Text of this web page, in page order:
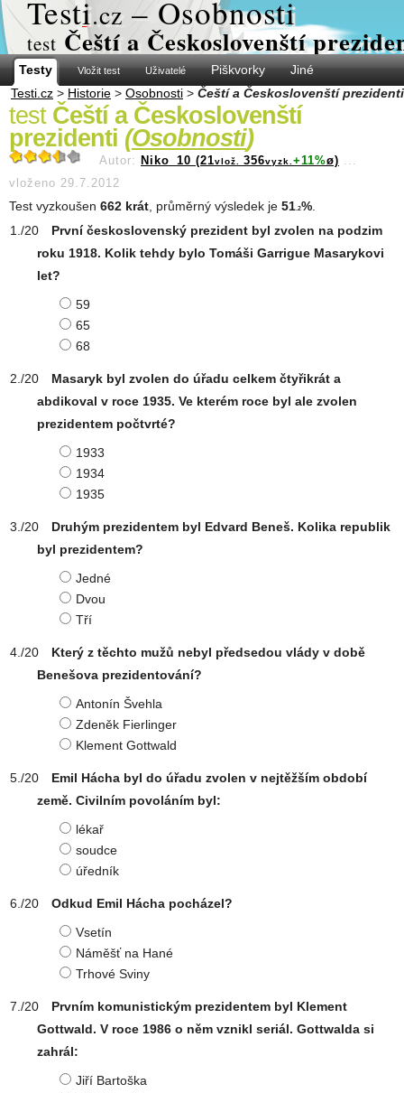
Testi.cz – Osobnosti
test Čeští a Českoslovenští
Testy Vložit test Uživatelé Piškvorky
Jiné
Testi.cz > Historie > Osobnosti > Čeští a Českoslovenští prezidenti
test Čeští a Českoslovenští
prezidenti (Osobnosti)
Autor: Niko_10 (21vlož. 356vyzk. +11%ø) ...
vloženo 29.7.2012
Test vyzkoušen 662 krát , průměrný výsledek je 51 .2%
První československý prezident byl zvolen na podzim
roku 1918. Kolik tehdy bylo Tomáši Garrigue Masarykovi
let?
59
65
68
Masaryk byl zvolen do úřadu celkem čtyřikrát a
abdikoval v roce 1935. Ve kterém roce byl ale zvolen
prezidentem počtvrté?
1933
1934
1935
Druhým prezidentem byl Edvard Beneš. Kolika republik
byl prezidentem?
Jedné
Dvou
Tří
Který z těchto mužů nebyl předsedou vlády v době
Benešova prezidentování?
Antonín Švehla
Zdeněk Fierlinger
Klement Gottwald
Emil Hácha byl do úřadu zvolen v nejtěžším období
země. Civilním povoláním byl:
lékař
soudce
úředník
Odkud Emil Hácha pocházel?
Vsetín
Náměšť na Hané
Trhové Sviny
Prvním komunistickým prezidentem byl Klement
Gottwald. V roce 1986 o něm vznikl seriál. Gottwalda si
zahrál:
Jiří Bartoška